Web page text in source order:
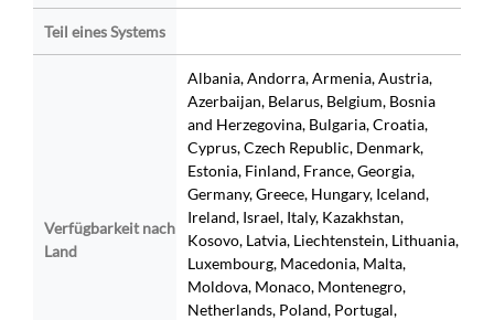
Teil eines Systems
Verfügbarkeit nach
Land
Albania, Andorra, Armenia, Austria,
Azerbaijan, Belarus, Belgium, Bosnia
and Herzegovina, Bulgaria, Croatia,
Cyprus, Czech Republic, Denmark,
Estonia, Finland, France, Georgia,
Germany, Greece, Hungary, Iceland,
Ireland, Israel, Italy, Kazakhstan,
Kosovo, Latvia, Liechtenstein, Lithuania,
Luxembourg, Macedonia, Malta,
Moldova, Monaco, Montenegro,
Netherlands, Poland, Portugal,